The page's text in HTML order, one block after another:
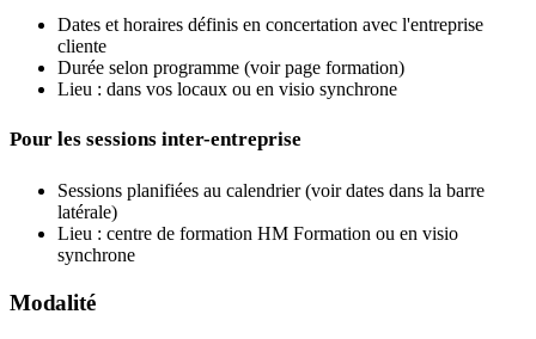
Dates et horaires définis en concertation avec l'entreprise
cliente
Durée selon programme (voir page formation)
Lieu : dans vos locaux ou en visio synchrone
Pour les sessions inter-entreprise
Sessions planifiées au calendrier (voir dates dans la barre
latérale)
Lieu : centre de formation HM Formation ou en visio
synchrone
Modalité